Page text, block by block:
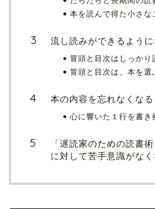
本を読んで得た小さな
流し読みができるように
冒頭と目次はしっかり
冒頭と目次は、本を選
本の内容を忘れなくなる
心に響いた１行を書き
「遅読家のための読書
に対して苦手意識がなく